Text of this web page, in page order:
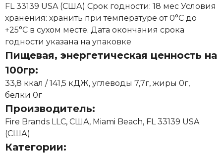
FL 33139 USA (США) Срок годности: 18 мес Условия
хранения: хранить при температуре от 0°С до
+25°С в сухом месте. Дата окончания срока
годности указана на упаковке
Пищевая, энергетическая ценность на
100гр:
33,8 ккал / 141,5 кДЖ, углеводы 7,7г, жиры 0г,
белки 0г
Производитель:
Fire Brands LLC, США, Miami Beach, FL 33139 USA
(США)
Категории: